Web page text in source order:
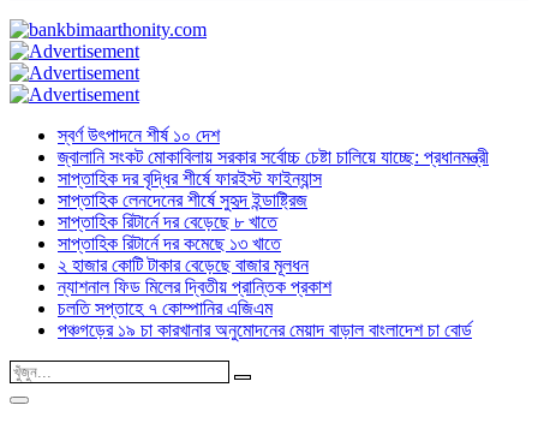
স্বর্ণ উৎপাদনে শীর্ষ ১০ দেশ
জ্বালানি সংকট মোকাবিলায় সরকার সর্বোচ্চ চেষ্টা চালিয়ে যাচ্ছে: প্রধানমন্ত্রী
সাপ্তাহিক দর বৃদ্ধির শীর্ষে ফারইস্ট ফাইন্যান্স
সাপ্তাহিক লেনদেনের শীর্ষে সুহৃদ ইন্ডাষ্ট্রিজ
সাপ্তাহিক রিটার্নে দর বেড়েছে ৮ খাতে
সাপ্তাহিক রিটার্নে দর কমেছে ১৩ খাতে
২ হাজার কোটি টাকার বেড়েছে বাজার মূলধন
ন্যাশনাল ফিড মিলের দ্বিতীয় প্রান্তিক প্রকাশ
চলতি সপ্তাহে ৭ কোম্পানির এজিএম
পঞ্চগড়ের ১৯ চা কারখানার অনুমোদনের মেয়াদ বাড়াল বাংলাদেশ চা বোর্ড